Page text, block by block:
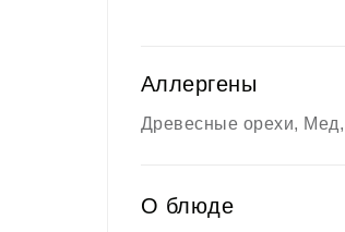
Аллергены
Древесные орехи,
О блюде